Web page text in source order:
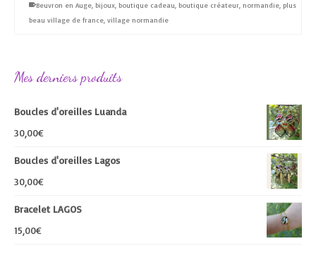
Beuvron en Auge bijoux boutique cadeau boutique créateur normandie plus
beau village de france village normandie
Mes derniers produits
Boucles d'oreilles Luanda
30,00€
Boucles d'oreilles Lagos
30,00€
Bracelet LAGOS
15,00€